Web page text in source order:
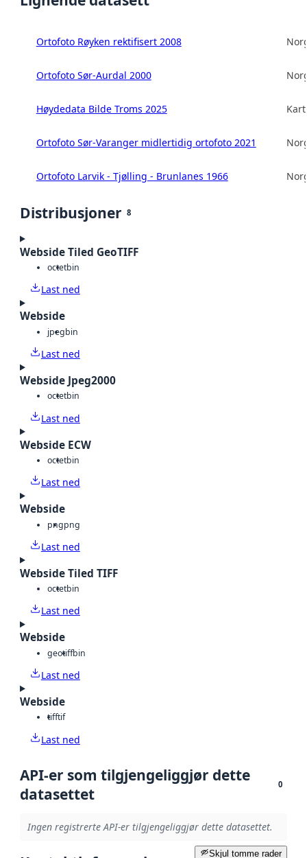
Ortofoto Røyken rektifisert 2008
Ortofoto Sør-Aurdal 2000
Høydedata Bilde Troms 2025
Ortofoto Sør-Varanger midlertidig ortofoto 2021
Ortofoto Larvik - Tjølling - Brunlanes 1966
Distribusjoner 8
Webside Tiled GeoTIFF
octetbin
Last ned
Webside
jpegbin
Last ned
Webside Jpeg2000
octetbin
Last ned
Webside ECW
octetbin
Last ned
Webside
pngpng
Last ned
Webside Tiled TIFF
octetbin
Last ned
Webside
geotiffbin
Last ned
Webside
tifftif
Last ned
API-er som tilgjengeliggjør dette
datasettet
0
Ingen registrerte API-er tilgjengeliggjør dette datasettet.
Skjul tomme rader